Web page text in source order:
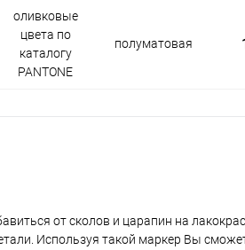
оливковые
цвета по
каталогу
PANTONE
полуматовая
от сколов и царапин на
Используя такой маркер Вы